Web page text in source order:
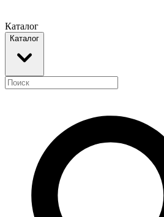
Каталог
Каталог